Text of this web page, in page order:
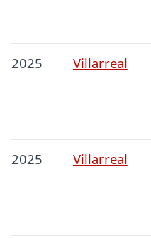
2025 Villarreal
2025 Villarreal